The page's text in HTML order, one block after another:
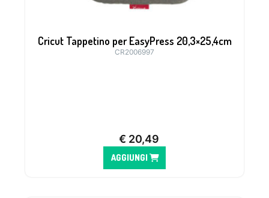
Cricut Tappetino per EasyPress 20,3×25,4cm
CR2006997
€ 20,49
AGGIUNGI